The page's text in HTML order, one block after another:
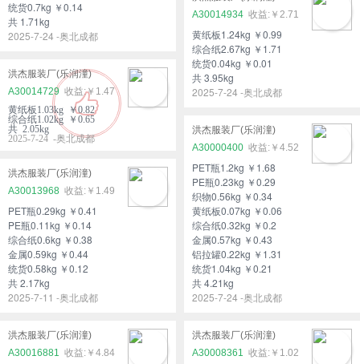
统货0.7kg ￥0.14
共 1.71kg
2025-7-24 -奥北成都
A30014934
￥2.71
黄纸板1.24kg ￥0.99
综合纸2.67kg ￥1.71
统货0.04kg ￥0.01
共 3.95kg
2025-7-24 -奥北成都
洪杰服装厂(乐润潼)
A30014729
￥1.47
黄纸板1.03kg ￥0.82
综合纸1.02kg ￥0.65
共 2.05kg
2025-7-24 -奥北成都
洪杰服装厂(乐润潼)
A30000400
￥4.52
PET瓶1.2kg ￥1.68
PE瓶0.23kg ￥0.29
织物0.56kg ￥0.34
黄纸板0.07kg ￥0.06
综合纸0.32kg ￥0.2
金属0.57kg ￥0.43
铝拉罐0.22kg ￥1.31
统货1.04kg ￥0.21
共 4.21kg
2025-7-24 -奥北成都
洪杰服装厂(乐润潼)
A30013968
￥1.49
PET瓶0.29kg ￥0.41
PE瓶0.11kg ￥0.14
综合纸0.6kg ￥0.38
金属0.59kg ￥0.44
统货0.58kg ￥0.12
共 2.17kg
2025-7-11 -奥北成都
洪杰服装厂(乐润潼)
A30016881
￥4.84
洪杰服装厂(乐润潼)
A30008361
￥1.02